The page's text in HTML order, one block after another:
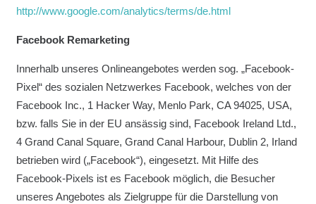
http://www.google.com/analytics/terms/de.html
Facebook Remarketing
Innerhalb unseres Onlineangebotes werden sog. „Facebook-
Pixel“ des sozialen Netzwerkes Facebook, welches von der
Facebook Inc., 1 Hacker Way, Menlo Park, CA 94025, USA,
bzw. falls Sie in der EU ansässig sind, Facebook Ireland Ltd.,
4 Grand Canal Square, Grand Canal Harbour, Dublin 2, Irland
betrieben wird („Facebook“), eingesetzt. Mit Hilfe des
Facebook-Pixels ist es Facebook möglich, die Besucher
unseres Angebotes als Zielgruppe für die Darstellung von